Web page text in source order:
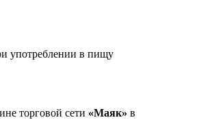
употреблении в пищу
торговой сети «Маяк» в